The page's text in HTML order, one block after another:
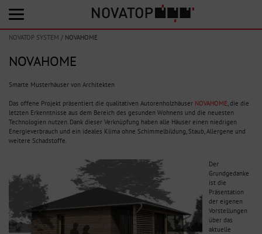
NOVATOP SYSTEM / NOVAHOME
NOVAHOME
Smarte Musterhäuser von Architekten
Das offene Projekt präsentiert die qualitativen Autorenholzhäuser NOVAHOME , die die
letzten Erkenntnisse aus dem Bereich des gesunden Wohnens und die neuesten
Technologien nutzen. Dank dieser Verknüpfung haben alle Häuser einen niedrigen
Energieverbrauch und ein ideales Klima ohne Schimmelbildung, Staub, Allergene und
weitere Schadstoffe.
Der
Grundgedanke
ist die
Präsentation
der eigenen
Vorstellungen
über das
aktuelle